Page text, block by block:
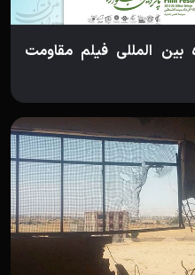
بین المللی فیلم مقاومت